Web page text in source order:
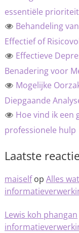
essentiële prioriteit
Behandeling
Effectief of
Effectieve
Benadering voor
Mogelijke
Diepgaande
Hoe vind ik een
professionele hulp
Laatste
maiselfop Alles
Lewis koh phangan